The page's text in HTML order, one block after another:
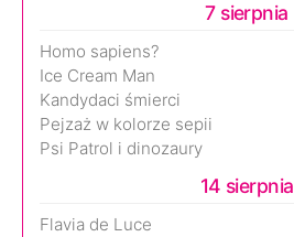
7 sierpnia
Homo sapiens?
Ice Cream Man
Kandydaci śmierci
Pejzaż w kolorze sepii
Psi Patrol i dinozaury
14 sierpnia
Flavia de Luce